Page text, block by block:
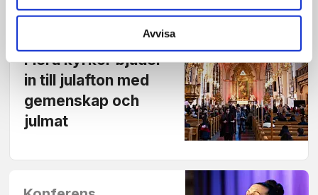
Avvisa
Flera kyrkor bjuder
in till julafton med
gemenskap och
julmat